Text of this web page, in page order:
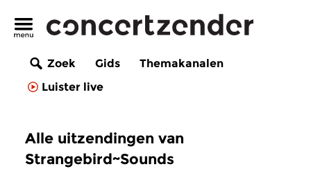
Zoek Gids
Themakanalen
Luister live
Alle uitzendingen van
Strangebird~Sounds